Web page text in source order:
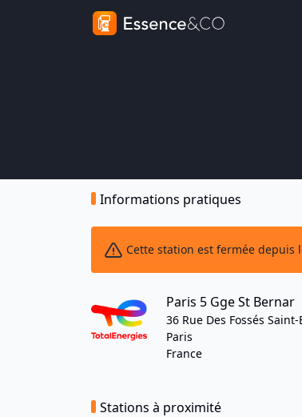
Informations pratiques
Cette station est fermée depuis
Paris 5 Gge St Bernar
36 Rue Des Fossés
Paris
France
Stations à proximité